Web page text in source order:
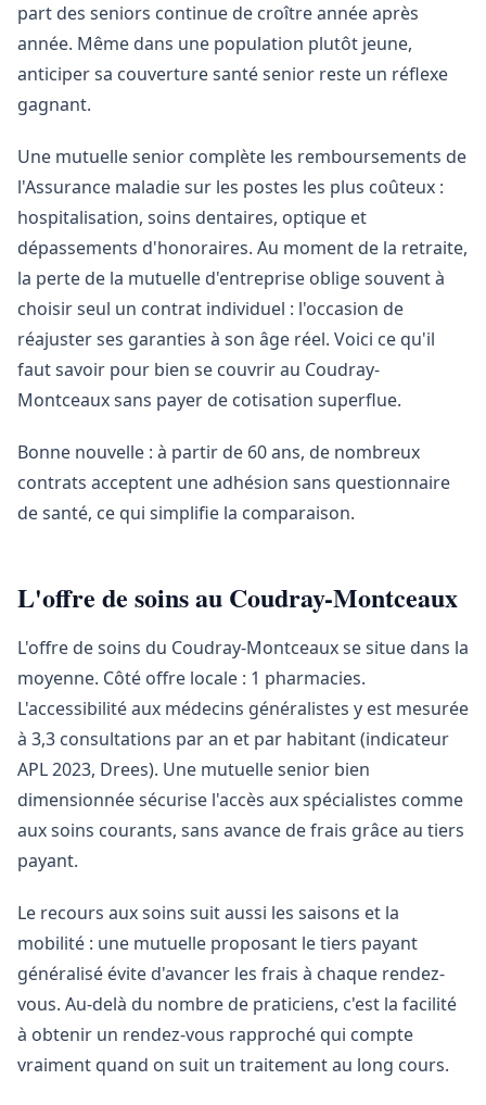
part des seniors continue de croître année après
année. Même dans une population plutôt jeune,
anticiper sa couverture santé senior reste un réflexe
gagnant.
Une mutuelle senior complète les remboursements de
l'Assurance maladie sur les postes les plus coûteux :
hospitalisation, soins dentaires, optique et
dépassements d'honoraires. Au moment de la retraite,
la perte de la mutuelle d'entreprise oblige souvent à
choisir seul un contrat individuel : l'occasion de
réajuster ses garanties à son âge réel. Voici ce qu'il
faut savoir pour bien se couvrir au Coudray-
Montceaux sans payer de cotisation superflue.
Bonne nouvelle : à partir de 60 ans, de nombreux
contrats acceptent une adhésion sans questionnaire
de santé, ce qui simplifie la comparaison.
L'offre de soins au Coudray-Montceaux
L'offre de soins du Coudray-Montceaux se situe dans la
moyenne. Côté offre locale : 1 pharmacies.
L'accessibilité aux médecins généralistes y est mesurée
à 3,3 consultations par an et par habitant (indicateur
APL 2023, Drees). Une mutuelle senior bien
dimensionnée sécurise l'accès aux spécialistes comme
aux soins courants, sans avance de frais grâce au tiers
payant.
Le recours aux soins suit aussi les saisons et la
mobilité : une mutuelle proposant le tiers payant
généralisé évite d'avancer les frais à chaque rendez-
vous. Au-delà du nombre de praticiens, c'est la facilité
à obtenir un rendez-vous rapproché qui compte
vraiment quand on suit un traitement au long cours.